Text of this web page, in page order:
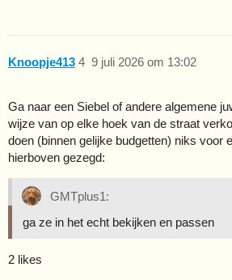
Knoopje413 9 juli 2026 om 13:02
4
Ga naar een Siebel of andere algemene
wijze van op elke hoek van de straat
doen (binnen gelijke budgetten) niks voor
hierboven gezegd:
GMTplus1:
ga ze in het echt bekijken en passen
2 likes